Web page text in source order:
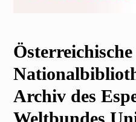
Österreichische
Archiv des
Weltbundes